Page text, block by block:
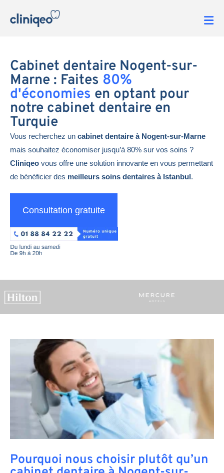
Cabinet dentaire Nogent-sur-
Marne : Faites 80%
d'économies en optant pour
notre cabinet dentaire en
Turquie
Vous recherchez un cabinet dentaire à Nogent-sur-Marne
mais souhaitez économiser jusqu’à 80% sur vos soins ?
Cliniqeo vous offre une solution innovante en vous permettant
de bénéficier des meilleurs soins dentaires à Istanbul.
Consultation gratuite
Pourquoi nous choisir plutôt qu’un